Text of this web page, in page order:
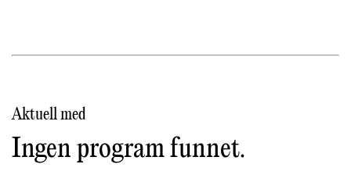
Aktuell med
Ingen program funnet.